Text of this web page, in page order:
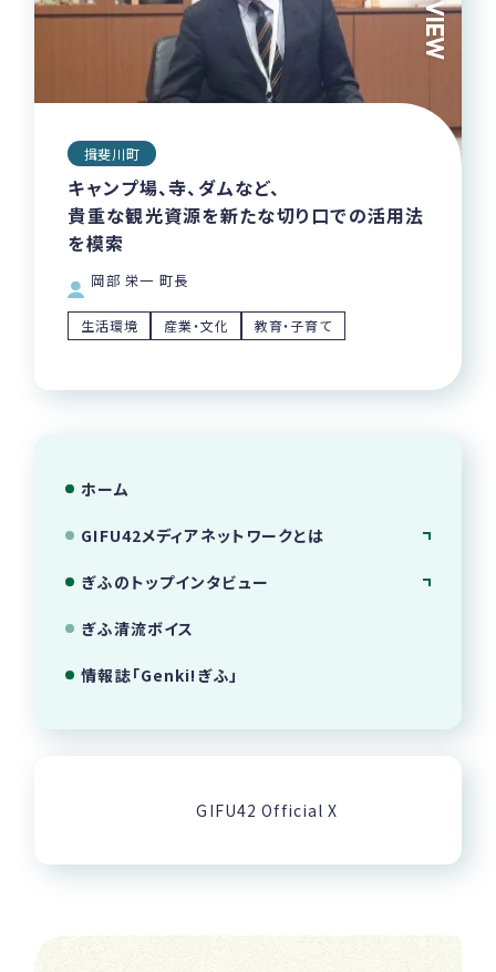
揖斐川町
キャンプ場、寺、ダムなど、
貴重な観光資源を新たな切り口での活用法
を模索
岡部 栄一 町長
生活環境 産業・文化 教育・子育て
ホーム
GIFU42メディアネットワークとは
ぎふのトップインタビュー
ぎふ清流ボイス
情報誌「Genki!ぎふ」
GIFU42 Official X